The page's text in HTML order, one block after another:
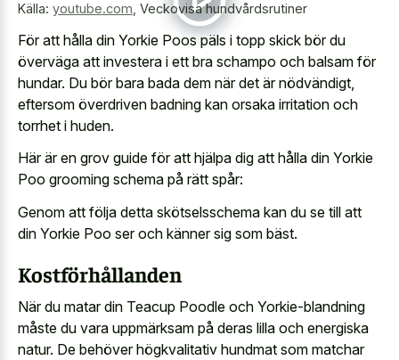
Källa: youtube.com Veckovisa hundvårdsrutiner
För att hålla din Yorkie Poos päls i topp skick bör du
överväga att investera i ett bra schampo och balsam för
hundar. Du bör bara bada dem när det är nödvändigt,
eftersom överdriven badning kan orsaka irritation och
torrhet i huden.
Här är en grov guide för att hjälpa dig att hålla din Yorkie
Poo grooming schema på rätt spår:
Genom att följa detta skötselsschema kan du se till att
din Yorkie Poo ser och känner sig som bäst.
Kostförhållanden
När du matar din Teacup Poodle och Yorkie-blandning
måste du vara uppmärksam på deras lilla och energiska
natur. De behöver högkvalitativ hundmat som matchar